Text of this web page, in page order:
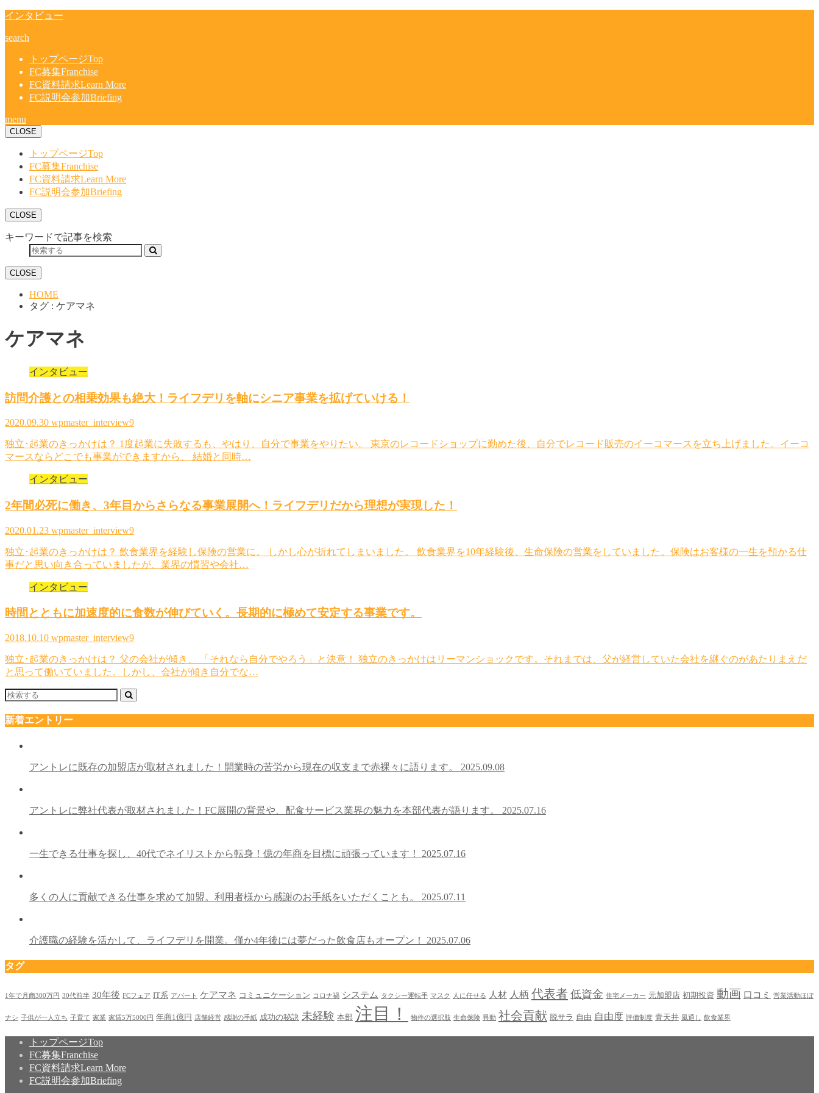
インタビュー
search
トップページTop
FC募集Franchise
FC資料請求Learn More
FC説明会参加Briefing
menu
CLOSE
トップページTop
FC募集Franchise
FC資料請求Learn More
FC説明会参加Briefing
CLOSE
キーワードで記事を検索
CLOSE
HOME
タグ : ケアマネ
ケアマネ
インタビュー
訪問介護との相乗効果も絶大！ライフデリを軸にシニア事業を拡げていける！
2020.09.30 wpmaster_interview9
独立･起業のきっかけは？ 1度起業に失敗するも、やはり、自分で事業をやりたい。 東京のレコードショップに勤めた後、自分でレコード販売のイーコマースを立ち上げました。イーコ
マースならどこでも事業ができますから、 結婚と同時…
インタビュー
2年間必死に働き、3年目からさらなる事業展開へ！ライフデリだから理想が実現した！
2020.01.23 wpmaster_interview9
独立･起業のきっかけは？ 飲食業界を経験し保険の営業に。 しかし心が折れてしまいました。 飲食業界を10年経験後、生命保険の営業をしていました。保険はお客様の一生を預かる仕
事だと思い向き合っていましたが、業界の慣習や会社…
インタビュー
時間とともに加速度的に食数が伸びていく。長期的に極めて安定する事業です。
2018.10.10 wpmaster_interview9
独立･起業のきっかけは？ 父の会社が傾き、 「それなら自分でやろう」と決意！ 独立のきっかけはリーマンショックです。それまでは、父が経営していた会社を継ぐのがあたりまえだ
と思って働いていました。しかし、会社が傾き自分でな…
新着エントリー
アントレに既存の加盟店が取材されました！開業時の苦労から現在の収支まで赤裸々に語ります。 2025.09.08
アントレに弊社代表が取材されました！FC展開の背景や、配食サービス業界の魅力を本部代表が語ります。 2025.07.16
⼀⽣できる仕事を探し、40代でネイリストから転⾝！億の年商を⽬標に頑張っています！ 2025.07.16
多くの⼈に貢献できる仕事を求めて加盟。利⽤者様から感謝のお⼿紙をいただくことも。 2025.07.11
介護職の経験を活かして、ライフデリを開業。僅か4年後には夢だった飲⾷店もオープン！ 2025.07.06
タグ
1年で月商300万円 30代前半 30年後 FCフェア IT系 アパート ケアマネ コミュニケーション コロナ禍 システム タクシー運転手 マスク 人に任せる 人材 人柄 代表者 低資金 住宅メーカー 元加盟店 初期投資 動画 口コミ 営業活動ほぼ
ナシ 子供が一人立ち 子育て 家業 家賃5万5000円 年商1億円 店舗経営 感謝の⼿紙 成功の秘訣 未経験 本部 注目！ 物件の選択肢 生命保険 異動 社会貢献 脱サラ 自由 自由度 評価制度 青天井 風通し 飲食業界
トップページTop
FC募集Franchise
FC資料請求Learn More
FC説明会参加Briefing